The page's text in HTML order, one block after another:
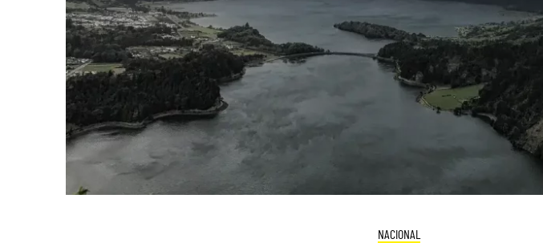
NACIONAL